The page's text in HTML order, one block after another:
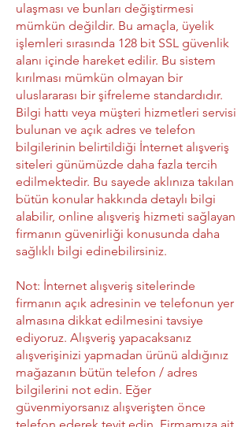
ulaşması ve bunları değiştirmesi
mümkün değildir. Bu amaçla, üyelik
işlemleri sırasında 128 bit SSL güvenlik
alanı içinde hareket edilir. Bu sistem
kırılması mümkün olmayan bir
uluslararası bir şifreleme standardıdır.
Bilgi hattı veya müşteri hizmetleri servisi
bulunan ve açık adres ve telefon
bilgilerinin belirtildiği İnternet alışveriş
siteleri günümüzde daha fazla tercih
edilmektedir. Bu sayede aklınıza takılan
bütün konular hakkında detaylı bilgi
alabilir, online alışveriş hizmeti sağlayan
firmanın güvenirliği konusunda daha
sağlıklı bilgi edinebilirsiniz.
Not: İnternet alışveriş sitelerinde
firmanın açık adresinin ve telefonun yer
almasına dikkat edilmesini tavsiye
ediyoruz. Alışveriş yapacaksanız
alışverişinizi yapmadan ürünü aldığınız
mağazanın bütün telefon / adres
bilgilerini not edin. Eğer
güvenmiyorsanız alışverişten önce